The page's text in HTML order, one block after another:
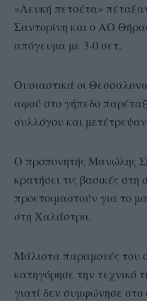
«Λευκή πετσέτα»
Σαντορίνη και ο ΑΟ
απόγευμα με 3-0 σετ.
Ουσιαστικά οι
αφού στο γήπεδο
συλλόγου και
Ο προπονητής Μανώλης
κρατήσει τις βασικές
προετοιμαστούν για το
στη Χαλάστρα.
Μάλιστα παραμονές του
κατηγόρησε την τεχνικό
γιατί δεν συμφώνησε